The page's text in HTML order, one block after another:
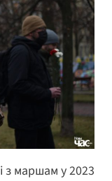
з маршам у 2023